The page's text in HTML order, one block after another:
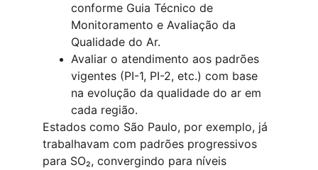
conforme Guia Técnico de
Monitoramento e Avaliação da
Qualidade do Ar.
Avaliar o atendimento aos padrões
vigentes (PI-1, PI-2, etc.) com base
na evolução da qualidade do ar em
cada região.
Estados como São Paulo, por exemplo, já
trabalhavam com padrões progressivos
para SO₂, convergindo para níveis